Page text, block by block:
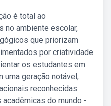
é total ao
no ambiente escolar,
que priorizam
por criatividade
os estudantes em
uma geração notável,
reconhecidas
do mundo -